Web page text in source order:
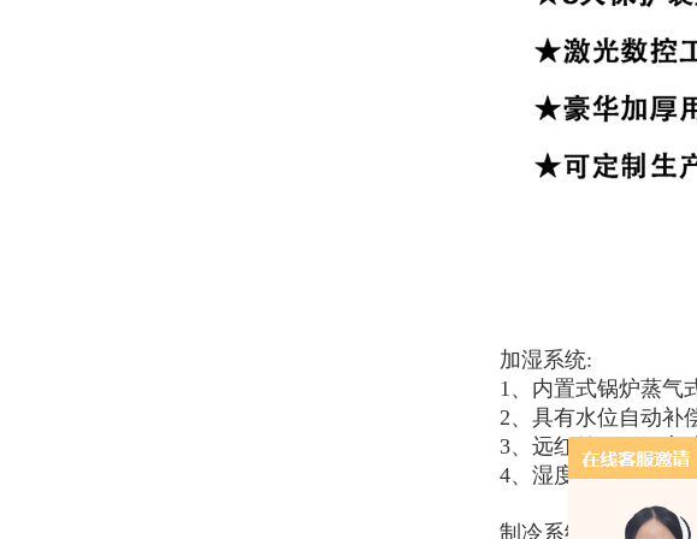
加湿系统:
1、内置式锅炉蒸气
2、具有水位自动补
3、远红外不锈钢高
4、湿度控制均采用
制冷系统：